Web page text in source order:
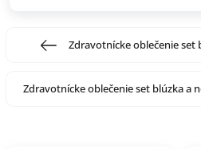
Zdravotnícke oblečenie set
Zdravotnícke oblečenie set blúzka a